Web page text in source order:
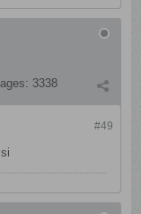
3338
#49